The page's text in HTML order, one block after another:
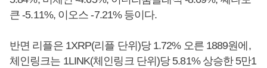
큰 -5.11%, 이오스 -7.21% 등이다.
반면 리플은 1XRP(리플 단위)당 1.72% 오른 1889원에,
체인링크는 1LINK(체인링크 단위)당 5.81% 상승한 5만1